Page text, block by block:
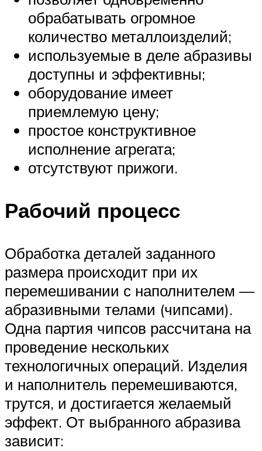
обрабатывать огромное
количество металлоизделий;
используемые в деле абразивы
доступны и эффективны;
оборудование имеет
приемлемую цену;
простое конструктивное
исполнение агрегата;
отсутствуют прижоги.
Рабочий процесс
Обработка деталей заданного
размера происходит при их
перемешивании с наполнителем —
абразивными телами (чипсами).
Одна партия чипсов рассчитана на
проведение нескольких
технологичных операций. Изделия
и наполнитель перемешиваются,
трутся, и достигается желаемый
эффект. От выбранного абразива
зависит: